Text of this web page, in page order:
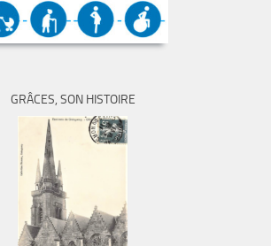
GRÂCES, SON HISTOIRE